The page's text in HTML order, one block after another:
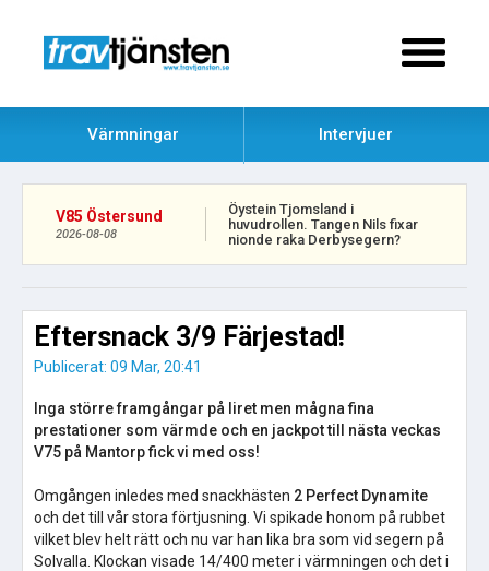
Värmningar Intervjuer
V85 Östersund
2026-08-08
Öystein Tjomsland i
huvudrollen. Tangen Nils fixar
nionde raka Derbysegern?
Eftersnack 3/9 Färjestad!
Publicerat: 09 Mar, 20:41
Inga större framgångar på liret men mågna fina
prestationer som värmde och en jackpot till nästa veckas
V75 på Mantorp fick vi med oss!
Omgången inledes med snackhästen 2 Perfect Dynamite
och det till vår stora förtjusning. Vi spikade honom på rubbet
vilket blev helt rätt och nu var han lika bra som vid segern på
Solvalla. Klockan visade 14/400 meter i värmningen och det i